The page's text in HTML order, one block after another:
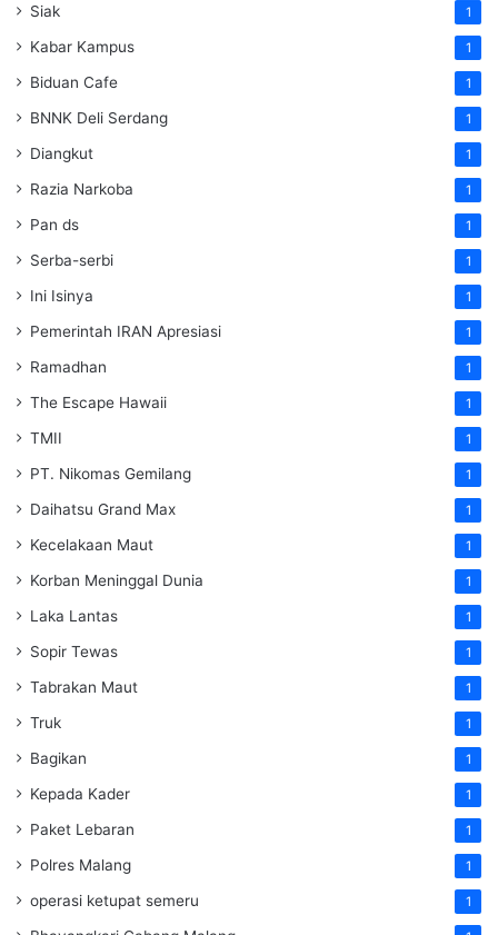
Siak 1
Kabar Kampus 1
Biduan Cafe 1
BNNK Deli Serdang 1
Diangkut 1
Razia Narkoba 1
Pan ds 1
Serba-serbi 1
Ini Isinya 1
Pemerintah IRAN Apresiasi 1
Ramadhan 1
The Escape Hawaii 1
TMII 1
PT. Nikomas Gemilang 1
Daihatsu Grand Max 1
Kecelakaan Maut 1
Korban Meninggal Dunia 1
Laka Lantas 1
Sopir Tewas 1
Tabrakan Maut 1
Truk 1
Bagikan 1
Kepada Kader 1
Paket Lebaran 1
Polres Malang 1
operasi ketupat semeru 1